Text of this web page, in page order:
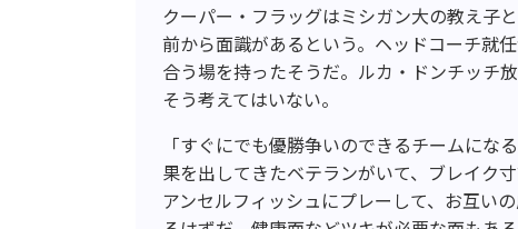
クーパー・フラッグはミシガン大の教え子
前から面識があるという。ヘッドコーチ就
合う場を持ったそうだ。ルカ・ドンチッチ
そう考えてはいない。
「すぐにでも優勝争いのできるチームにな
果を出してきたベテランがいて、ブレイク
アンセルフィッシュにプレーして、お互い